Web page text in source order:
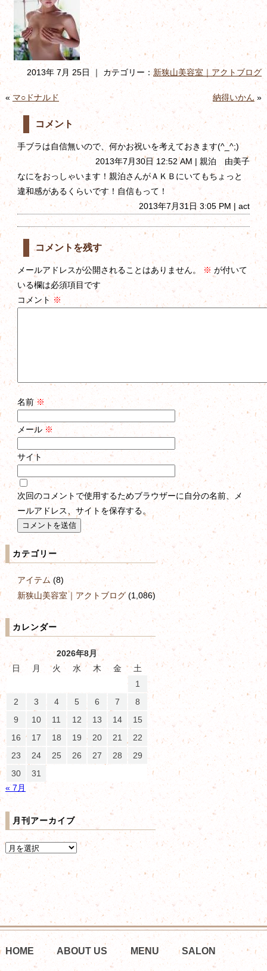
2013年 7月 25日 ｜ カテゴリー： 新狭山美容室｜アクトブログ
« マ○ドナルド 納得いかん »
コメント
手ブラは自信無いので、何かお祝いを考えておきます(^_^;)
2013年7月30日 12:52 AM | 親泊 由美子
なにをおっしゃいます！親泊さんがＡＫＢにいてもちょっと
違和感があるくらいです！自信もって！
2013年7月31日 3:05 PM | act
コメントを残す
メールアドレスが公開されることはありません。 ※ が付いて
いる欄は必須項目です
コメント ※
名前※
メール ※
サイト
次回のコメントで使用するためブラウザーに自分の名前、メ
ールアドレス、サイトを保存する。
カテゴリー
アイテム(8)
新狭山美容室｜アクトブログ(1,086)
カレンダー
2026年8月
日
月 火 水 木 金
土
1
2
3 4 5 6 7
8
9
10 11 12 13 14
15
16
17 18 19 20 21
22
23
24 25 26 27 28
29
30
31
« 7月
月刊アーカイブ
HOME ABOUT US MENU SALON